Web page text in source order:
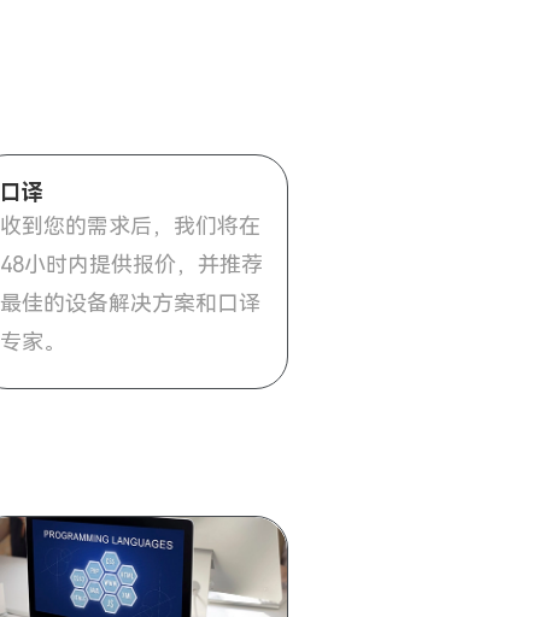
口译
收到您的需求后，我们将在
48小时内提供报价，并推荐
最佳的设备解决方案和口译
专家。